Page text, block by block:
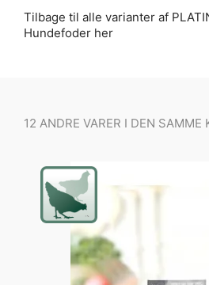
Tilbage til alle varianter af
Hundefoder her
12 ANDRE VARER I DEN SAMME